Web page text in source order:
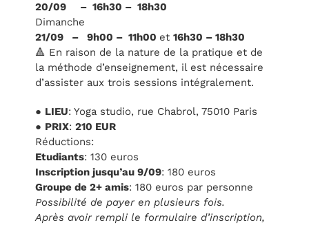
20/09 – 16h30 – 18h30
Dimanche
21/09 – 9h00 – 11h00 et 16h30 – 18h30
🔺 En raison de la nature de la pratique et de
la méthode d’enseignement, il est nécessaire
d’assister aux trois sessions intégralement.
● LIEU: Yoga studio, rue Chabrol, 75010 Paris
● PRIX: 210 EUR
Réductions:
Etudiants: 130 euros
Inscription jusqu’au 9/09: 180 euros
Groupe de 2+ amis: 180 euros par personne
Possibilité de payer en plusieurs fois.
Après avoir rempli le formulaire d’inscription,